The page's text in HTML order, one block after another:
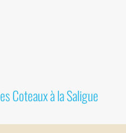
Coteaux à la Saligue